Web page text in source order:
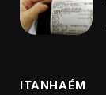
ITANHAÉM